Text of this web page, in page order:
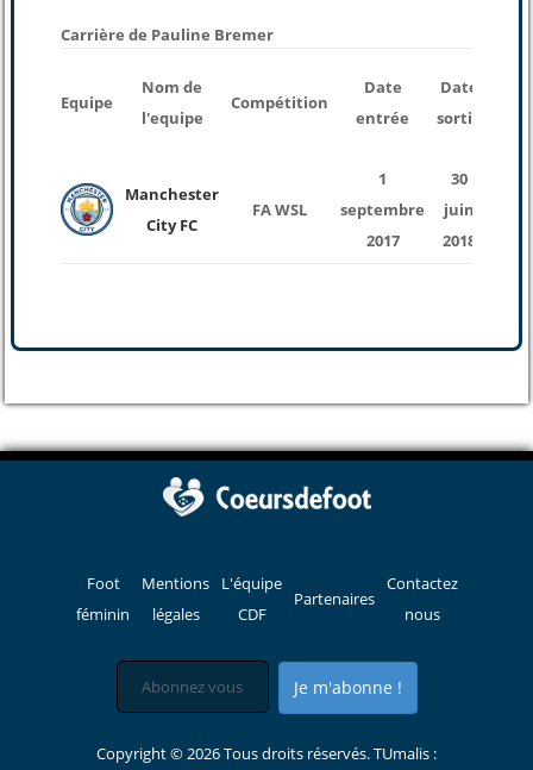
Carrière de Pauline Bremer
Equipe
Nom de
l'equipe
Compétition
Date
entrée
Date
sortie
Manchester
City FC
FA WSL
1
septembre
2017
30
juin
2018
Foot
féminin
Mentions
légales
L'équipe
CDF
Partenaires
Contactez
nous
Je m'abonne !
Copyright © 2026 Tous droits réservés. TUmalis :